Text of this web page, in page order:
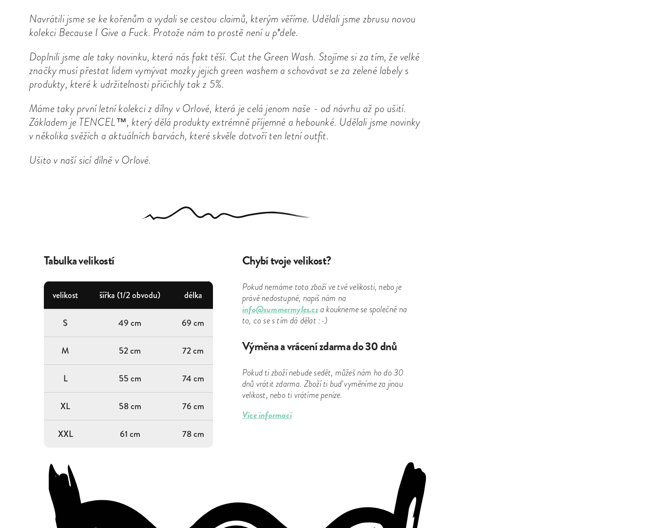
Navrátili jsme se ke kořenům a vydali se cestou claimů, kterým věříme. Udělali jsme zbrusu novou
kolekci Because I Give a Fuck. Protože nám to prostě není u p*dele.
Doplnili jsme ale taky novinku, která nás fakt těší. Cut the Green Wash. Stojíme si za tím, že velké
značky musí přestat lidem vymývat mozky jejich green washem a schovávat se za zelené labely s
produkty, které k udržitelnosti přičichly tak z 5%.
Máme taky první letní kolekci z dílny v Orlové, která je celá jenom naše - od návrhu až po ušití.
Základem je TENCEL™, který dělá produkty extrémně příjemné a hebounké. Udělali jsme novinky
v několika svěžích a aktuálních barvách, které skvěle dotvoří ten letní outfit.
Ušito v naší sicí dílně v Orlové.
Tabulka velikostí
velikost šířka (1/2 obvodu) délka
S 49 cm 69 cm
M 52 cm 72 cm
L 55 cm 74 cm
XL 58 cm 76 cm
XXL 61 cm 78 cm
Chybí tvoje velikost?
Pokud nemáme toto zboží ve tvé velikosti, nebo je
právě nedostupné, napiš nám na
info@summermyles.cza koukneme se společně na
to, co se s tím dá dělat :-)
Výměna a vrácení zdarma do 30 dnů
Pokud ti zboží nebude sedět, můžeš nám ho do 30
dnů vrátit zdarma. Zboží ti buď vyměníme za jinou
velikost, nebo ti vrátíme peníze.
Více informací